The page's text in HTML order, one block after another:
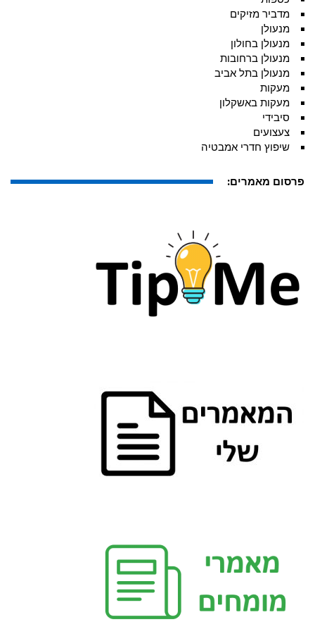
מדביר מזיקים
מנעולן
מנעולן בחולון
מנעולן ברחובות
מנעולן בתל אביב
מעקות
מעקות באשקלון
סיבידי
צעצועים
שיפוץ חדרי אמבטיה
פרסום מאמרים: